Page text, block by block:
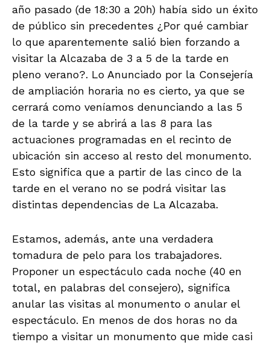
año pasado (de 18:30 a 20h) había sido un éxito
de público sin precedentes ¿Por qué cambiar
lo que aparentemente salió bien forzando a
visitar la Alcazaba de 3 a 5 de la tarde en
pleno verano?. Lo Anunciado por la Consejería
de ampliación horaria no es cierto, ya que se
cerrará como veníamos denunciando a las 5
de la tarde y se abrirá a las 8 para las
actuaciones programadas en el recinto de
ubicación sin acceso al resto del monumento.
Esto significa que a partir de las cinco de la
tarde en el verano no se podrá visitar las
distintas dependencias de La Alcazaba.
Estamos, además, ante una verdadera
tomadura de pelo para los trabajadores.
Proponer un espectáculo cada noche (40 en
total, en palabras del consejero), significa
anular las visitas al monumento o anular el
espectáculo. En menos de dos horas no da
tiempo a visitar un monumento que mide casi